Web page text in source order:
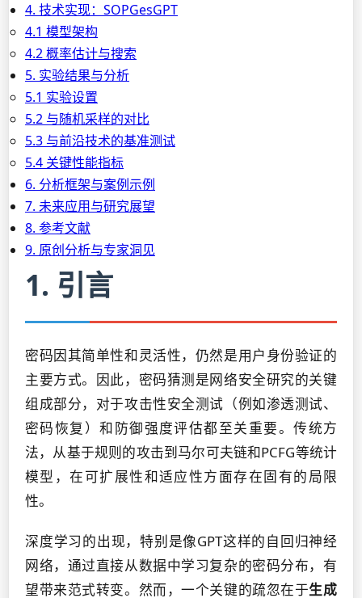
4. 技术实现：SOPGesGPT
4.1 模型架构
4.2 概率估计与搜索
5. 实验结果与分析
5.1 实验设置
5.2 与随机采样的对比
5.3 与前沿技术的基准测试
5.4 关键性能指标
6. 分析框架与案例示例
7. 未来应用与研究展望
8. 参考文献
9. 原创分析与专家洞见
1. 引言
密码因其简单性和灵活性，仍然是用户身份验证的
主要方式。因此，密码猜测是网络安全研究的关键
组成部分，对于攻击性安全测试（例如渗透测试、
密码恢复）和防御强度评估都至关重要。传统方
法，从基于规则的攻击到马尔可夫链和PCFG等统计
模型，在可扩展性和适应性方面存在固有的局限
性。
深度学习的出现，特别是像GPT这样的自回归神经
网络，通过直接从数据中学习复杂的密码分布，有
望带来范式转变。然而，一个关键的疏忽在于生成